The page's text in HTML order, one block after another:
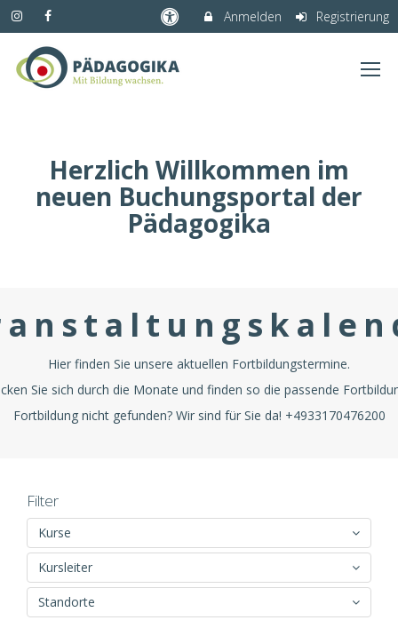
Anmelden Registrierung
Herzlich Willkommen im
neuen Buchungsportal der
Pädagogika
Hier finden Sie unsere aktuellen Fortbildungstermine.
Sie sich durch die Monate und finden so die passende
Fortbildung nicht gefunden? Wir sind für Sie da! +4933170476200
Filter
Kurse
Kursleiter
Standorte